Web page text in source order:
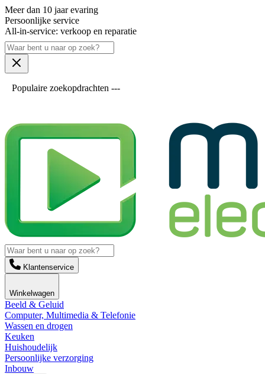
Meer dan 10 jaar evaring
Persoonlijke service
All-in-service: verkoop en reparatie
Populaire zoekopdrachten ---
Klantenservice
Winkelwagen
Beeld & Geluid
Computer, Multimedia & Telefonie
Wassen en drogen
Keuken
Huishoudelijk
Persoonlijke verzorging
Inbouw